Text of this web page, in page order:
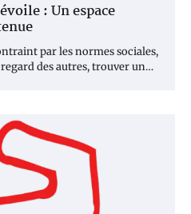
: Un espace
par les normes sociales,
des autres, trouver un…